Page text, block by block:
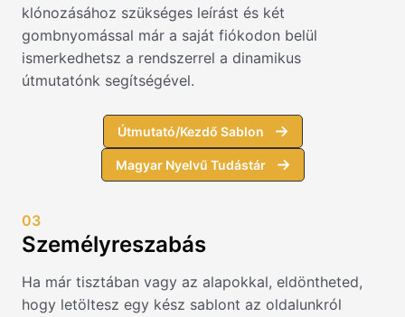
klónozásához szükséges leírást és két
gombnyomással már a saját fiókodon belül
ismerkedhetsz a rendszerrel a dinamikus
útmutatónk segítségével.
Útmutató/Kezdő Sablon
Magyar Nyelvű Tudástár
03
Személyreszabás
Ha már tisztában vagy az alapokkal, eldöntheted,
hogy letöltesz egy kész sablont az oldalunkról